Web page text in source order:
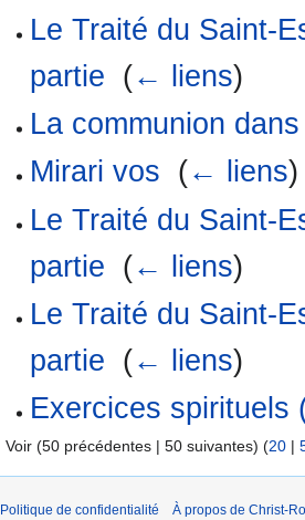
Le Traité du Saint-
partie (← liens)
La communion
Mirari vos (← liens)
Le Traité du Saint-
partie (← liens)
Le Traité du Saint-
partie (← liens)
Exercices spirituels
Voir (50 précédentes | 50 suivantes) (20 |
Politique de confidentialité À propos de Christ-